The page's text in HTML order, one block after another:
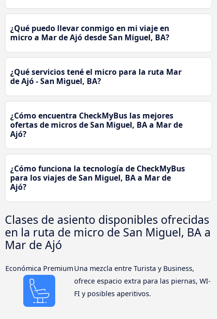
¿Qué puedo llevar conmigo en mi viaje en
micro a Mar de Ajó desde San Miguel, BA?
¿Qué servicios tené el micro para la ruta Mar
de Ajó - San Miguel, BA?
¿Cómo encuentra CheckMyBus las mejores
ofertas de micros de San Miguel, BA a Mar de
Ajó?
¿Cómo funciona la tecnología de CheckMyBus
para los viajes de San Miguel, BA a Mar de
Ajó?
Clases de asiento disponibles ofrecidas
en la ruta de micro de San Miguel, BA a
Mar de Ajó
Económica PremiumUna mezcla entre Turista y Business,
ofrece espacio extra para las piernas, WI-
FI y posibles aperitivos.